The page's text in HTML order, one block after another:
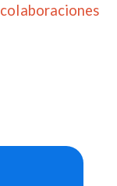
colaboraciones